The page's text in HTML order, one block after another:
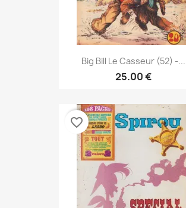
Big Bill Le Casseur (52) -...
25.00 €
favorite_border